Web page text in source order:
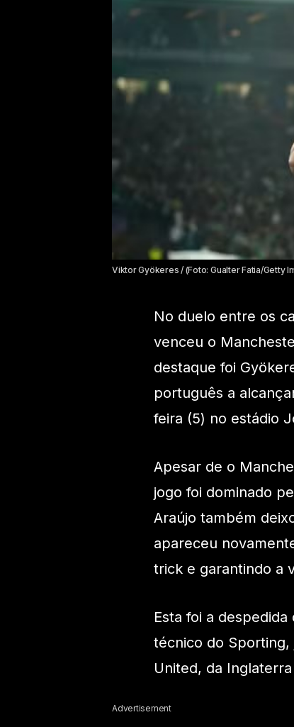
Viktor Gyökeres / (Foto: Gualter Fatia/Getty
No duelo entre os
venceu o
destaque foi
português a
feira (5) no estádio
Apesar de o
jogo foi dominado
Araújo também
apareceu
trick e garantindo a
Esta foi a
técnico do
United, da Inglaterra
Advertisement